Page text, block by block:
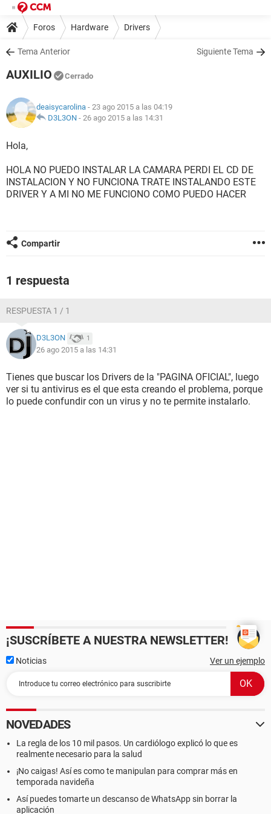
Foros Hardware Drivers
Tema Anterior Siguiente Tema
AUXILIO Cerrado
deaisycarolina - 23 ago 2015 a las 04:19
D3L3ON - 26 ago 2015 a las 14:31
Hola,
HOLA NO PUEDO INSTALAR LA CAMARA PERDI EL CD DE
INSTALACION Y NO FUNCIONA TRATE INSTALANDO ESTE
DRIVER Y A MI NO ME FUNCIONO COMO PUEDO HACER
Compartir
1 respuesta
RESPUESTA 1 / 1
D3L3ON 1
26 ago 2015 a las 14:31
Tienes que buscar los Drivers de la "PAGINA OFICIAL", luego
ver si tu antivirus es el que esta creando el problema, porque
lo puede confundir con un virus y no te permite instalarlo.
¡SUSCRÍBETE A NUESTRA NEWSLETTER!
Noticias Ver un ejemplo
NOVEDADES
La regla de los 10 mil pasos. Un cardiólogo explicó lo que es
realmente necesario para la salud
¡No caigas! Así es como te manipulan para comprar más en
temporada navideña
Así puedes tomarte un descanso de WhatsApp sin borrar la
aplicación